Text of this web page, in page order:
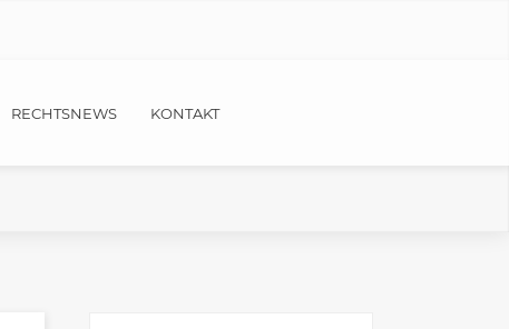
RECHTSNEWS KONTAKT